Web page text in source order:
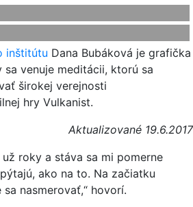
inštitútu Dana Bubáková je grafička
venuje meditácii, ktorú sa
širokej verejnosti
hry Vulkanist.
Aktualizované 19.6.2017
roky a stáva sa mi pomerne
ako na to. Na začiatku
nasmerovať,“ hovorí.